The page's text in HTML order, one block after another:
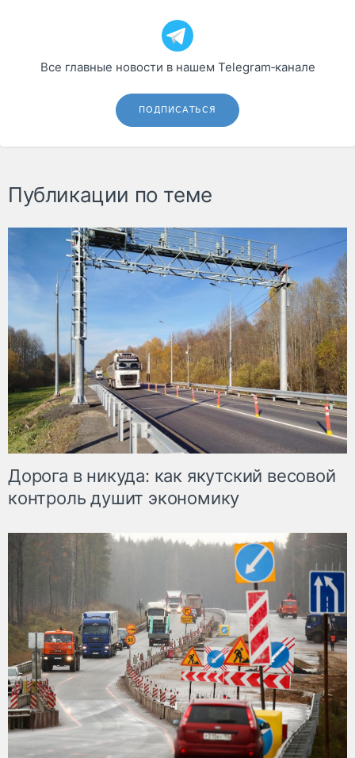
Все главные новости в нашем Telegram‑канале
ПОДПИСАТЬСЯ
Публикации по теме
Дорога в никуда: как якутский весовой
контроль душит экономику